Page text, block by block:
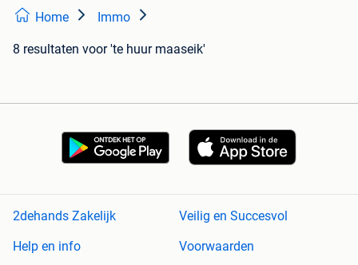
Home Immo
8 resultaten voor 'te huur maaseik'
2dehands Zakelijk
Veilig en Succesvol
Help en info
Voorwaarden